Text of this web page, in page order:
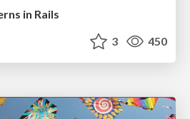
in Rails
3 450